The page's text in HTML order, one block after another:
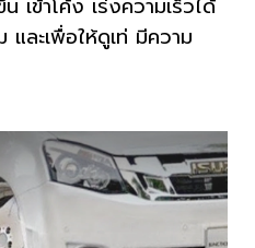
เข้าโค้ง เร่งความเร็วได้
ละเพื่อให้ดูเท่ มีความ